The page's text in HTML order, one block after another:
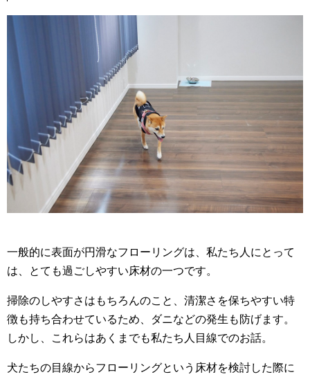
一般的に表面が円滑なフローリングは、私たち人にとって
は、とても過ごしやすい床材の一つです。
掃除のしやすさはもちろんのこと、清潔さを保ちやすい特
徴も持ち合わせているため、ダニなどの発生も防げます。
しかし、これらはあくまでも私たち人目線でのお話。
犬たちの目線からフローリングという床材を検討した際に